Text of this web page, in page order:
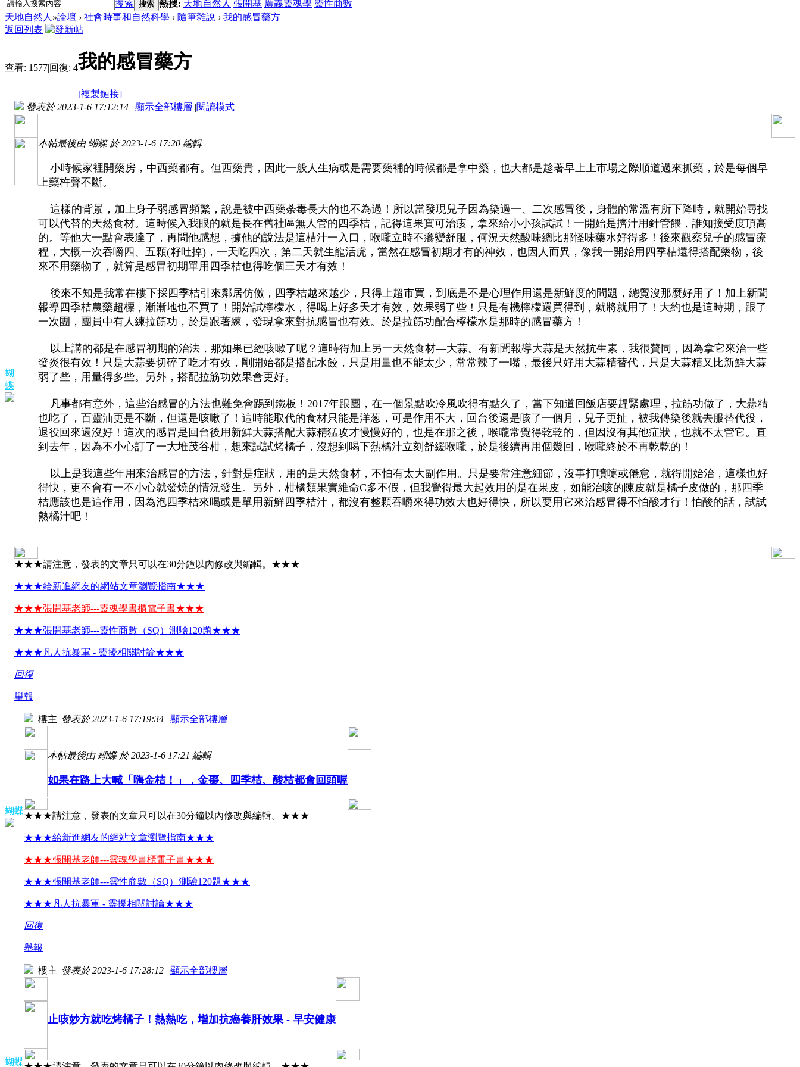
搜索 搜索 熱搜: 天地自然人 張開基 廣義靈魂學 靈性商數
天地自然人 »論壇 › 社會時事和自然科學 › 隨筆雜說 › 我的感冒藥方
返回列表
查看: 1577|回復: 4我的感冒藥方
[複製鏈接]
蝴
蝶
發表於 2023-1-6 17:12:14 | 顯示全部樓層 |閱讀模式
本帖最後由 蝴蝶 於 2023-1-6 17:20 編輯
小時候家裡開藥房，中西藥都有。但西藥貴，因此一般人生病或是需要藥補的時候都是拿中藥，也大都是趁著早上上市場之際順道過來抓藥，於是每個早
上藥杵聲不斷。
這樣的背景，加上身子弱感冒頻繁，說是被中西藥荼毒長大的也不為過！所以當發現兒子因為染過一、二次感冒後，身體的常溫有所下降時，就開始尋找
可以代替的天然食材。這時候入我眼的就是長在舊社區無人管的四季桔，記得這果實可治痎，拿來給小小孩試試！一開始是擠汁用針管餵，誰知接受度頂高
的。等他大一點會表達了，再問他感想，據他的說法是這桔汁一入口，喉嚨立時不癢變舒服，何況天然酸味總比那怪味藥水好得多！後來觀察兒子的感冒療
程，大概一次吞嚼四、五顆(籽吐掉)，一天吃四次，第二天就生龍活虎，當然在感冒初期才有的神效，也因人而異，像我一開始用四季桔還得搭配藥物，後
來不用藥物了，就算是感冒初期單用四季桔也得吃個三天才有效！
後來不知是我常在樓下採四季桔引來鄰居仿傚，四季桔越來越少，只得上超市買，到底是不是心理作用還是新鮮度的問題，總覺沒那麼好用了！加上新聞
報導四季桔農藥超標，漸漸地也不買了！開始試檸檬水，得喝上好多天才有效，效果弱了些！只是有機檸檬還買得到，就將就用了！大約也是這時期，跟了
一次團，團員中有人練拉筋功，於是跟著練，發現拿來對抗感冒也有效。於是拉筋功配合檸檬水是那時的感冒藥方！
以上講的都是在感冒初期的治法，那如果已經咳嗽了呢？這時得加上另一天然食材—大蒜。有新聞報導大蒜是天然抗生素，我很贊同，因為拿它來治一些
發炎很有效！只是大蒜要切碎了吃才有效，剛開始都是搭配水餃，只是用量也不能太少，常常辣了一嘴，最後只好用大蒜精替代，只是大蒜精又比新鮮大蒜
弱了些，用量得多些。另外，搭配拉筋功效果會更好。
凡事都有意外，這些治感冒的方法也難免會踢到鐵板！2017年跟團，在一個景點吹冷風吹得有點久了，當下知道回飯店要趕緊處理，拉筋功做了，大蒜精
也吃了，百靈油更是不斷，但還是咳嗽了！這時能取代的食材只能是洋葱，可是作用不大，回台後還是咳了一個月，兒子更扯，被我傳染後就去服替代役，
退役回來還沒好！這次的感冒是回台後用新鮮大蒜搭配大蒜精猛攻才慢慢好的，也是在那之後，喉嚨常覺得乾乾的，但因沒有其他症狀，也就不太管它。直
到去年，因為不小心訂了一大堆茂谷柑，想來試試烤橘子，沒想到喝下熱橘汁立刻舒緩喉嚨，於是後續再用個幾回，喉嚨終於不再乾乾的！
以上是我這些年用來治感冒的方法，針對是症狀，用的是天然食材，不怕有太大副作用。只是要常注意細節，沒事打噴嚏或倦怠，就得開始治，這樣也好
得快，更不會有一不小心就發燒的情況發生。另外，柑橘類果實維命C多不假，但我覺得最大起效用的是在果皮，如能治咳的陳皮就是橘子皮做的，那四季
桔應該也是這作用，因為泡四季桔來喝或是單用新鮮四季桔汁，都沒有整顆吞嚼來得功效大也好得快，所以要用它來治感冒得不怕酸才行！怕酸的話，試試
熱橘汁吧！
★★★請注意，發表的文章只可以在30分鐘以內修改與編輯。★★★
★★★給新進網友的網站文章瀏覽指南★★★
★★★張開基老師---靈魂學書櫃電子書★★★
★★★張開基老師---靈性商數（SQ）測驗120題★★★
★★★凡人抗暴軍 - 靈擾相關討論★★★
回復
舉報
蝴蝶
樓主| 發表於 2023-1-6 17:19:34 | 顯示全部樓層
本帖最後由 蝴蝶 於 2023-1-6 17:21 編輯
如果在路上大喊「嗨金桔！」，金棗、四季桔、酸桔都會回頭喔
★★★請注意，發表的文章只可以在30分鐘以內修改與編輯。★★★
★★★給新進網友的網站文章瀏覽指南★★★
★★★張開基老師---靈魂學書櫃電子書★★★
★★★張開基老師---靈性商數（SQ）測驗120題★★★
★★★凡人抗暴軍 - 靈擾相關討論★★★
回復
舉報
蝴蝶
樓主| 發表於 2023-1-6 17:28:12 | 顯示全部樓層
止咳妙方就吃烤橘子！熱熱吃，增加抗癌養肝效果 - 早安健康